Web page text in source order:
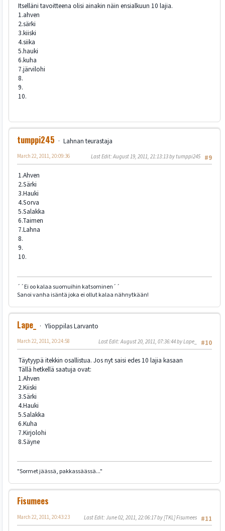
Itselläni tavoitteena olisi ainakin näin ensialkuun 10 lajia.
1.ahven
2.särki
3.kiiski
4.siika
5.hauki
6.kuha
7.järvilohi
8.
9.
10.
tumppi245
Lahnan teurastaja
#9
March 22, 2011, 20:09:36 Last Edit: August 19, 2011, 21:13:13 by tumppi245
1.Ahven
2.Särki
3.Hauki
4.Sorva
5.Salakka
6.Taimen
7.Lahna
8.
9.
10.
´´Ei oo kalaa suomuihin katsominen´´
Sanoi vanha isäntä joka ei ollut kalaa nähnytkään!
Lape_
Ylioppilas Larvanto
#10
March 22, 2011, 20:24:58 Last Edit: August 20, 2011, 07:36:44 by Lape_
Täytyypä itekkin osallistua. Jos nyt saisi edes 10 lajia kasaan
Tällä hetkellä saatuja ovat:
1.Ahven
2.Kiiski
3.Särki
4.Hauki
5.Salakka
6.Kuha
7.Kirjolohi
8.Säyne
"Sormet jäässä, pakkassäässä..."
Fisumees
#11
March 22, 2011, 20:43:23 Last Edit: June 02, 2011, 22:06:17 by [TKL] Fisumees